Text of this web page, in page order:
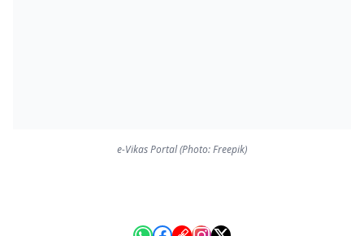
e-Vikas Portal (Photo: Freepik)